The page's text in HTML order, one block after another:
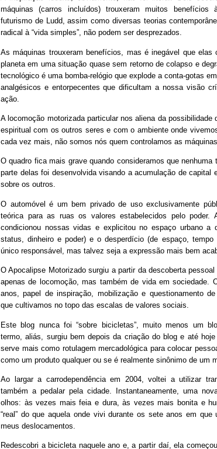
máquinas (carros incluídos) trouxeram muitos
futurismo de Ludd, assim como diversas teorias
radical à “vida simples”, não podem ser desprezados.
As máquinas trouxeram benefícios, mas é inegável que elas
planeta em uma situação quase sem retorno de colapso e
tecnológico é uma bomba-relógio que explode a conta-gotas
analgésicos e entorpecentes que dificultam a nossa visão
ação.
A locomoção motorizada particular nos aliena da possibilidade
espiritual com os outros seres e com o ambiente onde
cada vez mais, não somos nós quem controlamos as
O quadro fica mais grave quando consideramos que nenhuma
parte delas foi desenvolvida visando a acumulação de capital
sobre os outros.
O automóvel é um bem privado de uso exclusivamente
teórica para as ruas os valores estabelecidos pelo poder.
condicionou nossas vidas e explicitou no espaço urbano a
status, dinheiro e poder) e o desperdício (de espaço,
único responsável, mas talvez seja a expressão mais bem
O Apocalipse Motorizado surgiu a partir da descoberta
apenas de locomoção, mas também de vida em sociedade.
anos, papel de inspiração, mobilização e questionamento
que cultivamos no topo das escalas de valores sociais.
Este blog nunca foi “sobre bicicletas”, muito menos um
termo, aliás, surgiu bem depois da criação do blog e até
serve mais como rotulagem mercadológica para colocar
como um produto qualquer ou se é realmente sinônimo de um
Ao largar a carrodependência em 2004, voltei a utilizar
também a pedalar pela cidade. Instantaneamente, uma
olhos: às vezes mais feia e dura, às vezes mais bonita e
“real” do que aquela onde vivi durante os sete anos em
meus deslocamentos.
Redescobri a bicicleta naquele ano e, a partir daí, ela